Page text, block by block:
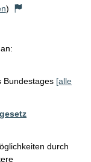
)
Bundestages [alle
durch